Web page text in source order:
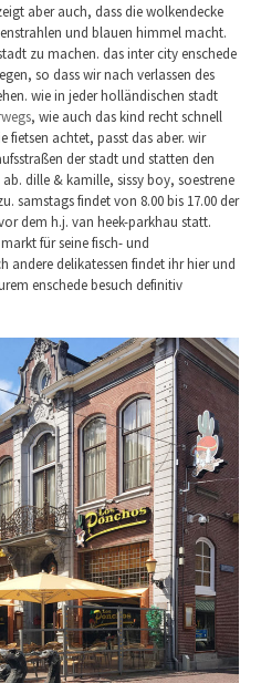
aber auch, dass die wolkendecke
und blauen himmel macht.
zu machen. das inter city enschede
so dass wir nach verlassen des
wie in jeder holländischen stadt
, wie auch das kind recht schnell
fietsen achtet, passt das aber. wir
der stadt und statten den
dille & kamille, sissy boy, soestrene
samstags findet von 8.00 bis 17.00 der
dem h.j. van heek-parkhau statt.
für seine fisch- und
andere delikatessen findet ihr hier und
enschede besuch definitiv